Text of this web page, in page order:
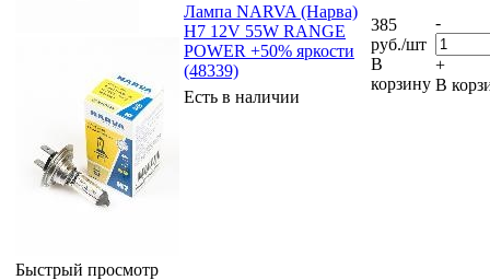
Быстрый просмотр
Лампа NARVA (Нарва)
H7 12V 55W RANGE
POWER +50% яркости
(48339)
Есть в наличии
385
руб./шт
В
корзину
-
+
В